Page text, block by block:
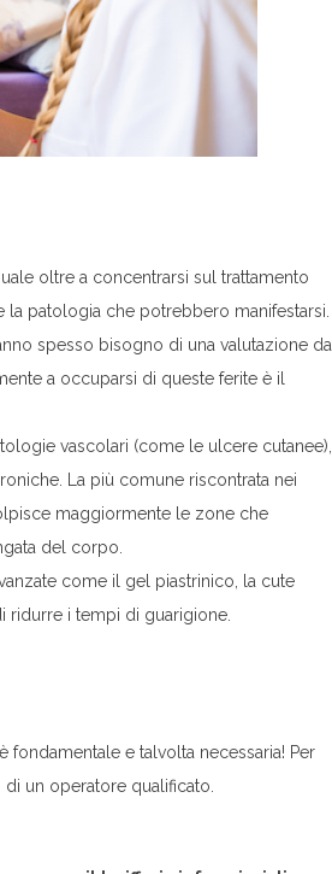
oltre a concentrarsi sul trattamento
patologia che potrebbero manifestarsi.
spesso bisogno di una valutazione da
a occuparsi di queste ferite è il
vascolari (come le ulcere cutanee),
La più comune riscontrata nei
maggiormente le zone che
del corpo.
come il gel piastrinico, la cute
ridurre i tempi di guarigione.
e talvolta necessaria! Per
un operatore qualificato.